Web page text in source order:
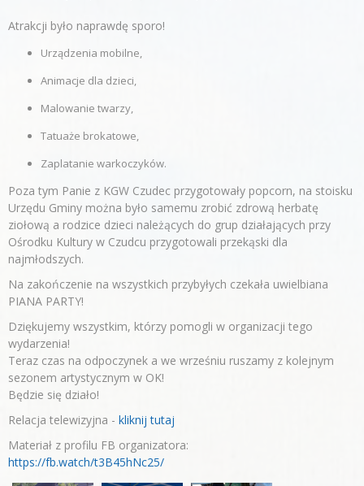
Atrakcji było naprawdę sporo!
Urządzenia mobilne,
Animacje dla dzieci,
Malowanie twarzy,
Tatuaże brokatowe,
Zaplatanie warkoczyków.
Poza tym Panie z KGW Czudec przygotowały popcorn, na stoisku
Urzędu Gminy można było samemu zrobić zdrową herbatę
ziołową a rodzice dzieci należących do grup działających przy
Ośrodku Kultury w Czudcu przygotowali przekąski dla
najmłodszych.
Na zakończenie na wszystkich przybyłych czekała uwielbiana
PIANA PARTY!
Dziękujemy wszystkim, którzy pomogli w organizacji tego
wydarzenia!
Teraz czas na odpoczynek a we wrześniu ruszamy z kolejnym
sezonem artystycznym w OK!
Będzie się działo!
Relacja telewizyjna - kliknij tutaj
Materiał z profilu FB organizatora:
https://fb.watch/t3B45hNc25/